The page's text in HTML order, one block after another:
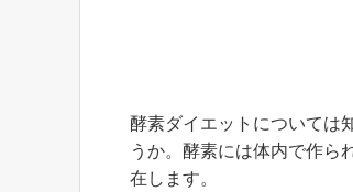
酵素ダイエットについては
うか。酵素には体内で作ら
在します。